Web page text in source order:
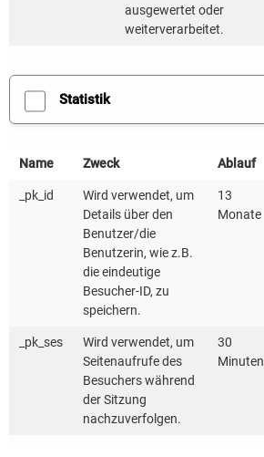
KEA-BW GEMEINDERATGEBER
ausgewertet oder
weiterverarbeitet.
Statistik
Name Zweck Ablauf
_pk_id
Wird verwendet, um
Details über den
Benutzer/die
Benutzerin, wie z.B.
die eindeutige
Besucher-ID, zu
speichern.
13
Monate
_pk_ses
Wird verwendet, um
Seitenaufrufe des
Besuchers während
der Sitzung
nachzuverfolgen.
30
Minuten